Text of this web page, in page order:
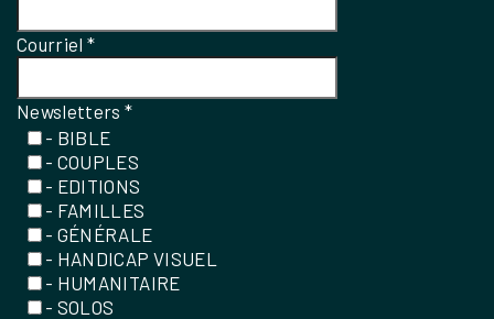
Courriel*
Newsletters*
- BIBLE
- COUPLES
- EDITIONS
- FAMILLES
- GÉNÉRALE
- HANDICAP VISUEL
- HUMANITAIRE
- SOLOS